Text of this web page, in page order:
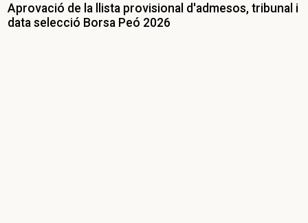
Aprovació de la llista provisional d'admesos, tribunal i
data selecció Borsa Peó 2026